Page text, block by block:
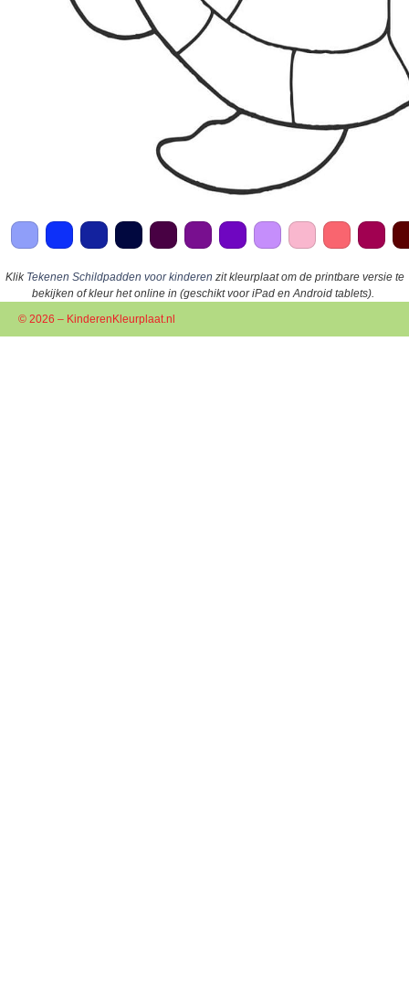
Klik Tekenen Schildpadden voor kinderen zit kleurplaat om de printbare versie te
bekijken of kleur het online in (geschikt voor iPad en Android tablets).
© 2026 – KinderenKleurplaat.nl